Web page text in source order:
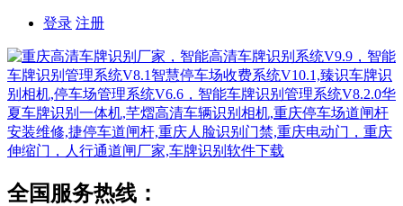
登录 注册
全国服务热线：